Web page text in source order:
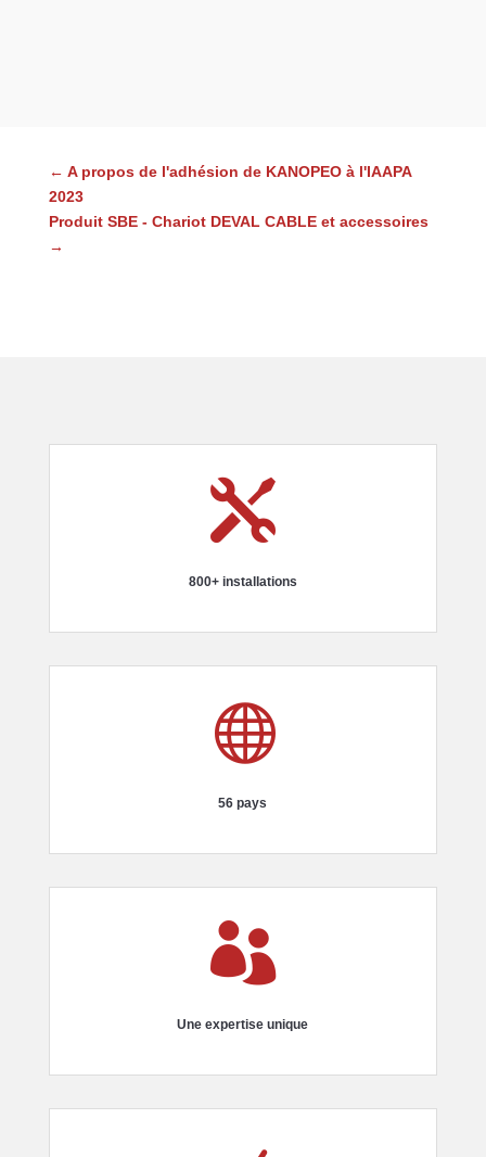
← A propos de l'adhésion de KANOPEO à l'IAAPA
2023
Produit SBE - Chariot DEVAL CABLE et accessoires
→

800+ installations

56 pays

Une expertise unique